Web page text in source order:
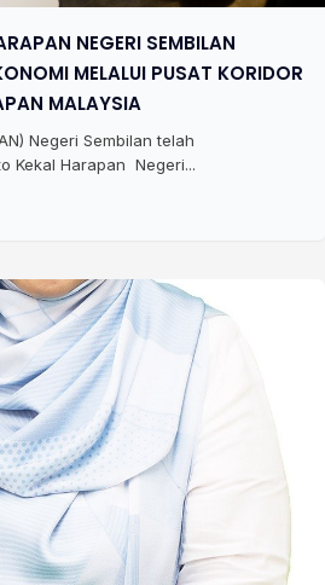
NEGERI SEMBILAN
MELALUI PUSAT KORIDOR
MALAYSIA
Negeri Sembilan telah
Kekal Harapan Negeri...